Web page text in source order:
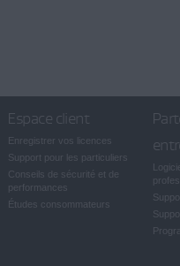
Espace client
Enregistrer vos licences
Support pour les particuliers
Conseils de sécurité et de
performances
Études consommateurs